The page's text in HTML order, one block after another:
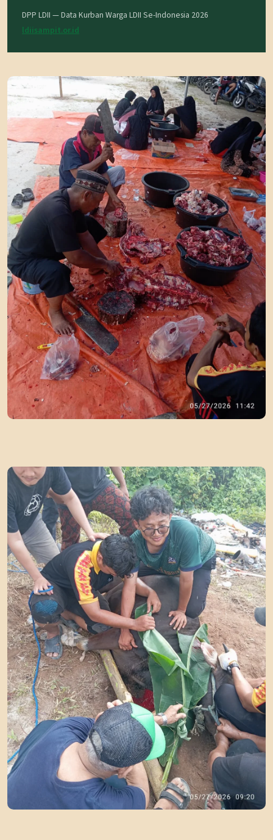
DPP LDII — Data Kurban Warga LDII Se-Indonesia 2026
ldiisampit.or.id